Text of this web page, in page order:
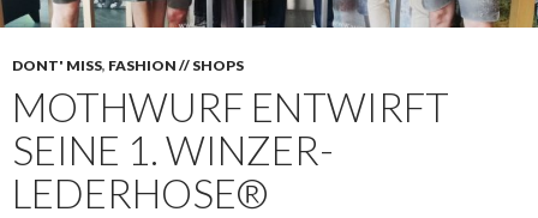
DONT' MISS, FASHION // SHOPS
MOTHWURF ENTWIRFT
SEINE 1. WINZER-
LEDERHOSE®